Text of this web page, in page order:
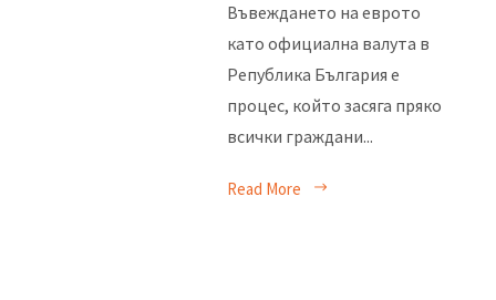
Въвеждането на еврото
като официална валута в
Република България е
процес, който засяга пряко
всички граждани...
Read More